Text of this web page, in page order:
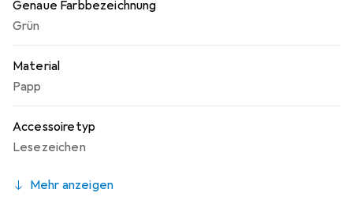
den Überblick, ganz ohne Aufwand.
Genaue Farbbezeichnung
Grün
Material
Papp
Accessoiretyp
Lesezeichen
Mehr anzeigen